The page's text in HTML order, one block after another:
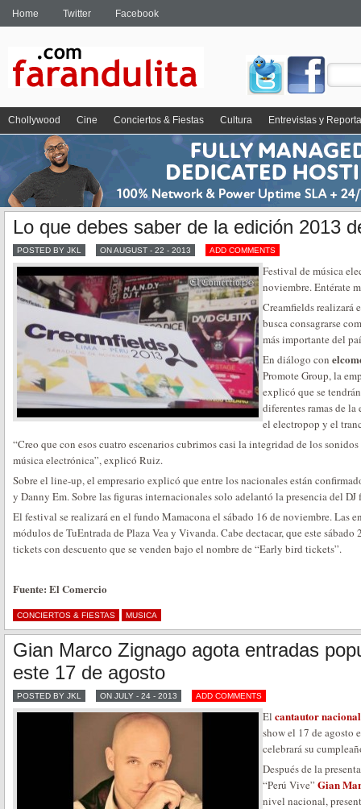
Home Twitter Facebook
Chollywood Cine Conciertos & Fiestas Cultura Entrevistas y
Lo que debes saber de la edición 2013
POSTED BY JKL ON AUGUST - 22 - 2013 ADD COMMENTS
Festival de música
noviembre. Entérate
Creamfields realizará
busca consagrarse
más importante del
En diálogo con
Promote Group, la
explicó que se
diferentes ramas de
el electropop y el
“Creo que con esos cuatro escenarios cubrimos casi la integridad de los
música electrónica”, explicó Ruiz.
Sobre el line-up, el empresario explicó que entre los nacionales están
y Danny Em. Sobre las figuras internacionales solo adelantó la presencia del DJ
El festival se realizará en el fundo Mamacona el sábado 16 de noviembre. Las
módulos de TuEntrada de Plaza Vea y Vivanda. Cabe dectacar, que este
tickets con descuento que se venden bajo el nombre de “Early bird tickets”.
Fuente: El Comercio
CONCIERTOS & FIESTAS MUSICA
Gian Marco Zignago agota entradas
este 17 de agosto
POSTED BY JKL ON JULY - 24 - 2013 ADD COMMENTS
El cantautor nacional
show el 17 de agosto
celebrará su
Después de la
“Perú Vive” Gian
nivel nacional,